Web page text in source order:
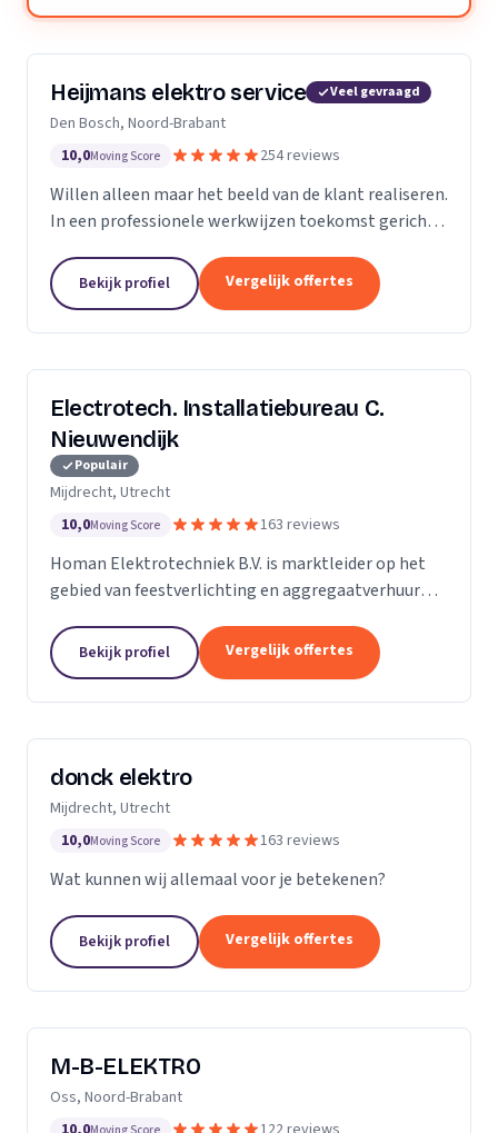
Heijmans elektro service Veel gevraagd
Den Bosch, Noord-Brabant
10,0Moving Score 254 reviews
Willen alleen maar het beeld van de klant realiseren.
In een professionele werkwijzen toekomst gericht.
toekomst.
Bekijk profiel Vergelijk offertes
Electrotech. Installatiebureau C.
Nieuwendijk
Populair
Mijdrecht, Utrecht
10,0Moving Score 163 reviews
Homan Elektrotechniek B.V. is marktleider op het
gebied van feestverlichting en aggregaatverhuur
energievoorziening van kermissen door heel
Nederland.
Bekijk profiel Vergelijk offertes
donck elektro
Mijdrecht, Utrecht
10,0Moving Score 163 reviews
Wat kunnen wij allemaal voor je betekenen?
Bekijk profiel Vergelijk offertes
M-B-ELEKTRO
Oss, Noord-Brabant